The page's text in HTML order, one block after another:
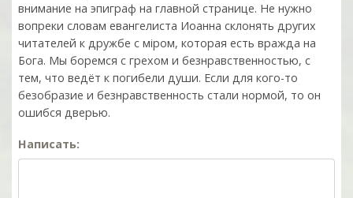
внимание на эпиграф на главной странице. Не нужно
вопреки словам евангелиста Иоанна склонять других
читателей к дружбе с мiром, которая есть вражда на
Бога. Мы боремся с грехом и без­нрав­ствен­ностью, с
тем, что ведёт к погибели души. Если для кого-то
безобразие и безнравственность стали нормой, то он
ошибся дверью.
Написать: